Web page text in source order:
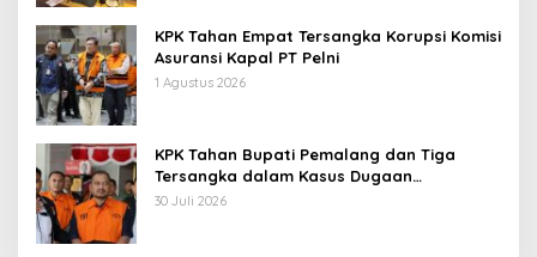
KPK Tahan Empat Tersangka Korupsi Komisi
Asuransi Kapal PT Pelni
1 Agustus 2026
KPK Tahan Bupati Pemalang dan Tiga
Tersangka dalam Kasus Dugaan
Pemerasan
30 Juli 2026